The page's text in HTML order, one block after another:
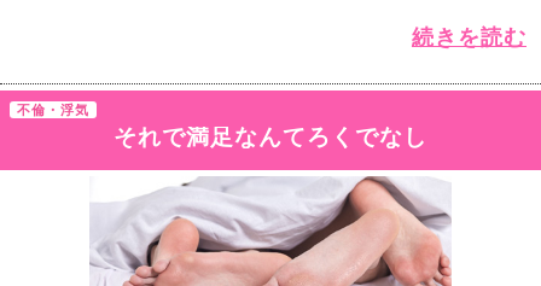
続きを読む
不倫・浮気
それで満足なんてろくでなし